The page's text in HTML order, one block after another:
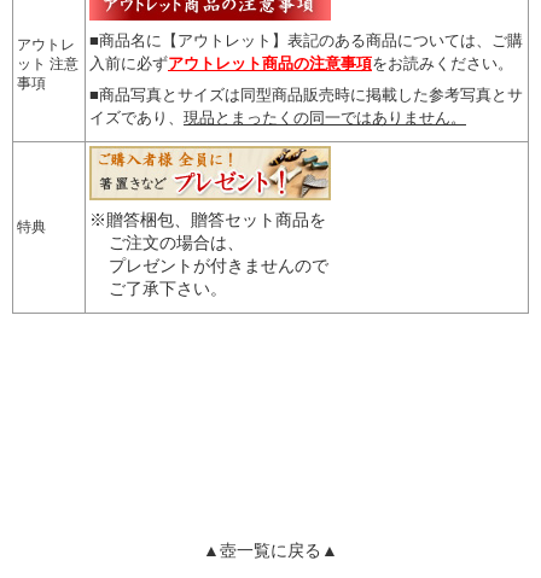
アウトレ
ット 注意
事項
■商品名に【アウトレット】表記のある商品については、
ご購
入前に必ずアウトレット商品の注意事項をお読みください。
■商品写真とサイズは同型商品販売時に掲載した参考写真とサ
イズであり、 現品とまったくの同一ではありません。
特典
※贈答梱包、贈答セット商品を
ご注文の場合は、
プレゼントが付きませんので
ご了承下さい。
▲壺一覧に戻る▲